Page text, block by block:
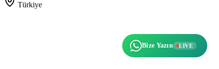
Türkiye
Bize Yazın LIVE